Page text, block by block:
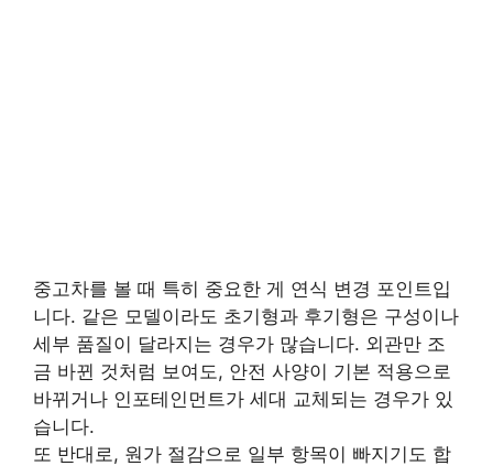
중고차를 볼 때 특히 중요한 게 연식 변경 포인트입
니다. 같은 모델이라도 초기형과 후기형은 구성이나
세부 품질이 달라지는 경우가 많습니다. 외관만 조
금 바뀐 것처럼 보여도, 안전 사양이 기본 적용으로
바뀌거나 인포테인먼트가 세대 교체되는 경우가 있
습니다.
또 반대로, 원가 절감으로 일부 항목이 빠지기도 합